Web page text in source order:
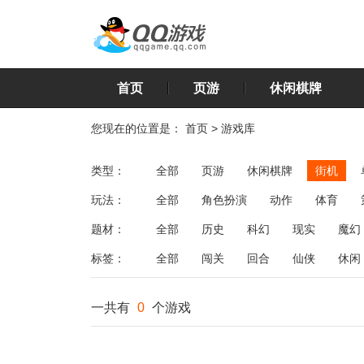
首页 页游 休闲棋牌
您现在的位置是： 首页 > 游戏库
类型： 全部 页游 休闲棋牌 街机
玩法： 全部 角色扮演 动作 体育
飞行
恋爱 第三人称射击 棋类
题材： 全部 历史 科幻 现实 魔幻
标签： 全部 闯关 回合 仙侠 休闲
一共有 0 个游戏